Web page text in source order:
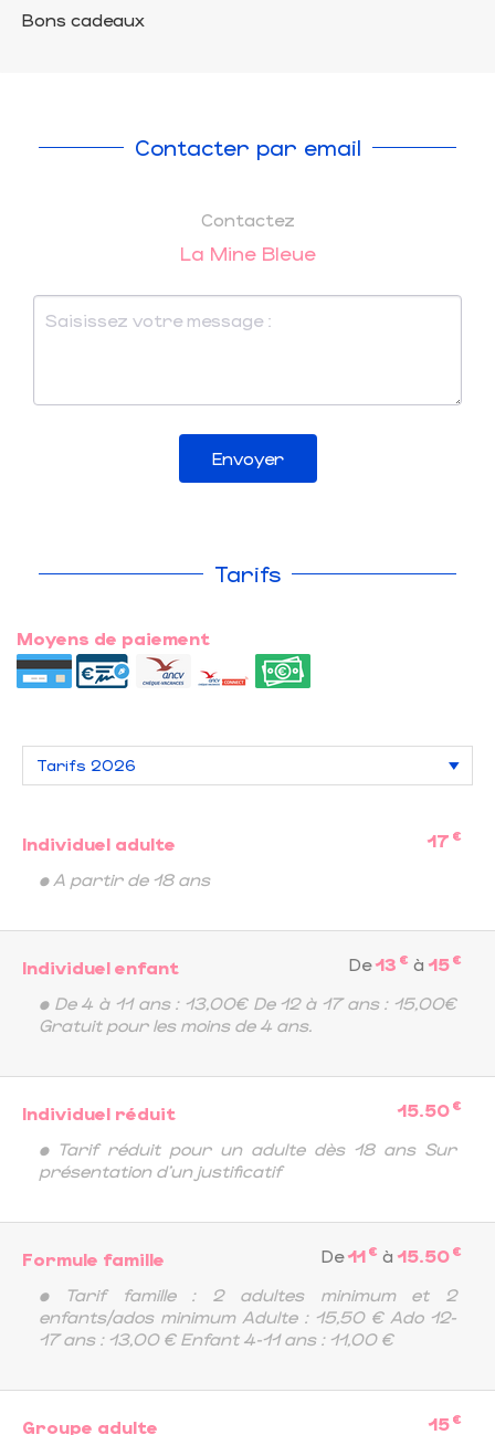
Bons cadeaux
Contacter par email
Contactez
La Mine Bleue
Envoyer
Tarifs
Moyens de paiement
Individuel adulte 17 €
• A partir de 18 ans
Individuel enfant De13 € à 15 €
• De 4 à 11 ans : 13,00€ De 12 à 17 ans : 15,00€
Gratuit pour les moins de 4 ans.
Individuel réduit 15.50 €
• Tarif réduit pour un adulte dès 18 ans Sur
présentation d'un justificatif
Formule famille De11 € à 15.50 €
• Tarif famille : 2 adultes minimum et 2
enfants/ados minimum Adulte : 15,50 € Ado 12-
17 ans : 13,00 € Enfant 4-11 ans : 11,00 €
Groupe adulte 15 €